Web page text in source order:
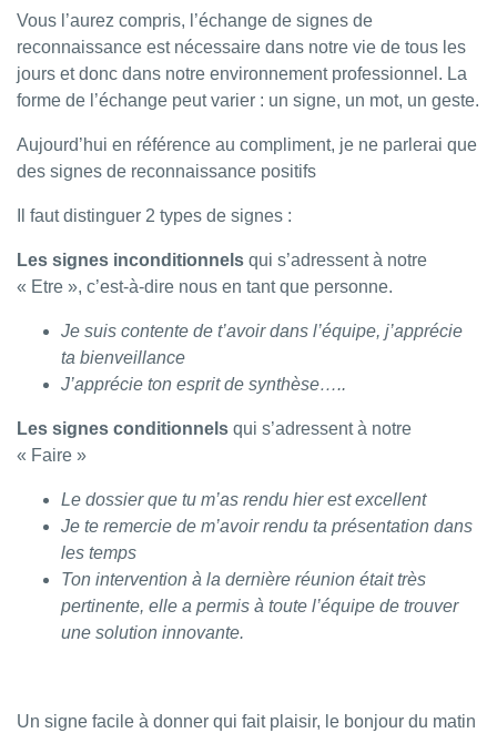
Vous l’aurez compris, l’échange de signes de
reconnaissance est nécessaire dans notre vie de tous les
jours et donc dans notre environnement professionnel. La
forme de l’échange peut varier : un signe, un mot, un geste.
Aujourd’hui en référence au compliment, je ne parlerai que
des signes de reconnaissance positifs
Il faut distinguer 2 types de signes :
Les signes inconditionnels qui s’adressent à notre
« Etre », c’est-à-dire nous en tant que personne.
Je suis contente de t’avoir dans l’équipe, j’apprécie
ta bienveillance
J’apprécie ton esprit de synthèse…..
Les signes conditionnels qui s’adressent à notre
« Faire »
Le dossier que tu m’as rendu hier est excellent
Je te remercie de m’avoir rendu ta présentation dans
les temps
Ton intervention à la dernière réunion était très
pertinente, elle a permis à toute l’équipe de trouver
une solution innovante.
Un signe facile à donner qui fait plaisir, le bonjour du matin